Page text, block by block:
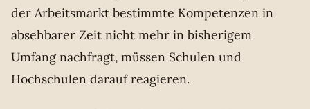
der Arbeitsmarkt bestimmte Kompetenzen in
absehbarer Zeit nicht mehr in bisherigem
Umfang nachfragt, müssen Schulen und
Hochschulen darauf reagieren.